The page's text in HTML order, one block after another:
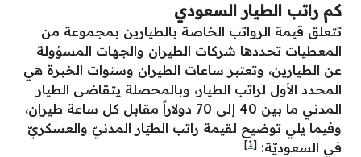
كم راتب الطيار السعودي
تتعلق قيمة الرواتب الخاصة بالطيارين بمجموعة من
المعطيات تحددها شركات الطيران والجهات المسؤولة
عن الطيارين، وتعتبر ساعات الطيران وسنوات الخبرة هي
المحدد الأول لراتب الطيار، وبالمحصلة يتقاضى الطيار
المدني ما بين 40 إلى 70 دولاراً مقابل كل ساعة طيران،
وفيما يلي توضيح لقيمة راتب الطيّار المدنيّ والعسكريّ
في السعوديّة: [1]